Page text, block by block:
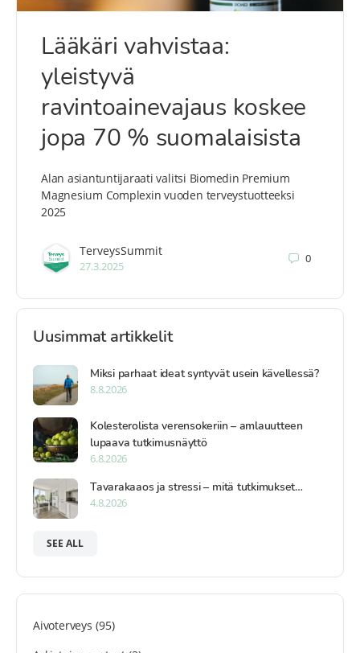
Lääkäri vahvistaa:
yleistyvä
ravintoainevajaus koskee
jopa 70 % suomalaisista
Alan asiantuntijaraati valitsi Biomedin Premium
Magnesium Complexin vuoden terveystuotteeksi
2025
TerveysSummit
27.3.2025
0
Uusimmat artikkelit
Miksi parhaat ideat syntyvät usein kävellessä?
8.8.2026
Kolesterolista verensokeriin – amlauutteen
lupaava tutkimusnäyttö
6.8.2026
Tavarakaaos ja stressi – mitä tutkimukset…
4.8.2026
SEE ALL
Aivoterveys (95)